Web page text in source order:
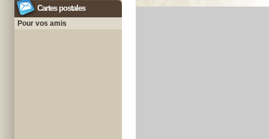
Cartes postales
Pour vos amis